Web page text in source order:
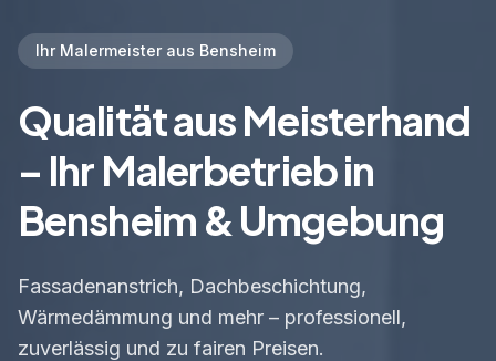
Ihr Malermeister aus Bensheim
Qualität aus Meisterhand
– Ihr Malerbetrieb in
Bensheim & Umgebung
Fassadenanstrich, Dachbeschichtung,
Wärmedämmung und mehr – professionell,
zuverlässig und zu fairen Preisen.